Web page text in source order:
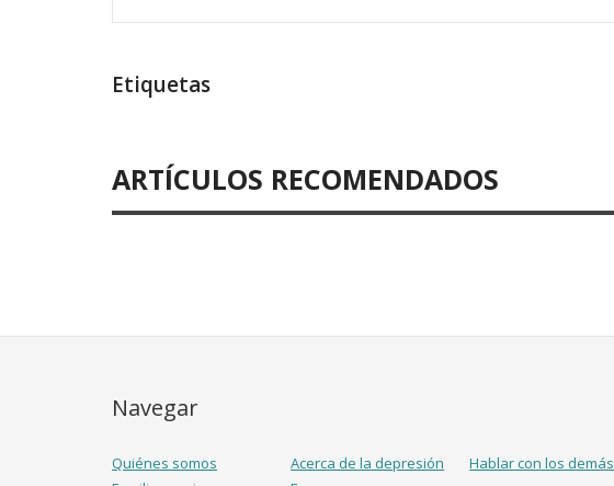
Etiquetas
ARTÍCULOS RECOMENDADOS
Navegar
Quiénes somos Acerca de la depresión Hablar con los demás